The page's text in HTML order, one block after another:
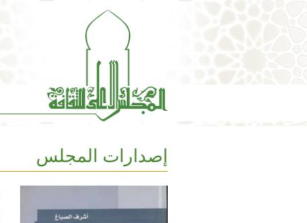
إصدارات المجلس